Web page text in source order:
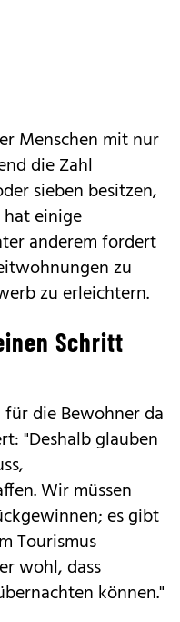
Menschen mit nur
die Zahl
sieben besitzen,
hat einige
anderem fordert
zu
zu erleichtern.
Schritt
die Bewohner da
"Deshalb glauben
Wir müssen
es gibt
Tourismus
wohl, dass
können."